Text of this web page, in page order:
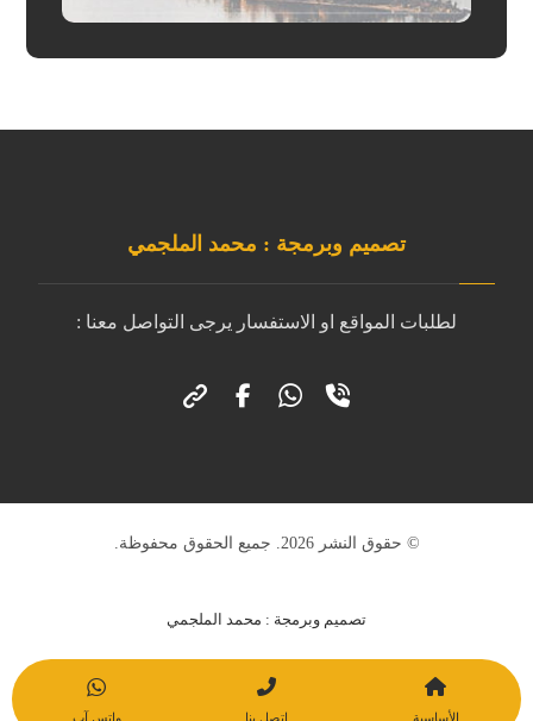
تصميم وبرمجة : محمد الملجمي
لطلبات المواقع او الاستفسار يرجى التواصل معنا :
© حقوق النشر 2026. جميع الحقوق محفوظة.
تصميم وبرمجة : محمد الملجمي
الأساسية اتصل بنا واتس آب